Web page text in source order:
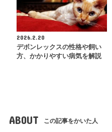
2026.2.20
デボンレックスの性格や飼い
方、かかりやすい病気を解説
ABOUT この記事をかいた人